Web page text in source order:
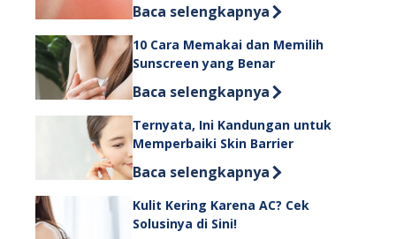
Discover more about Ampuh!
Baca selengkapnya
10 Cara Memakai dan Memilih
Sunscreen yang Benar
Discover more about 10 Cara
Baca selengkapnya
Ternyata, Ini Kandungan untuk
Memperbaiki Skin Barrier
Discover more about Ternyata, Ini
Baca selengkapnya
Kulit Kering Karena AC? Cek
Solusinya di Sini!